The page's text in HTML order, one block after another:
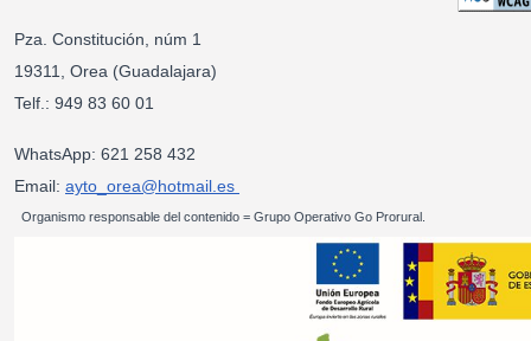
Pza. Constitución, núm 1
19311, Orea (Guadalajara)
Telf.: 949 83 60 01
WhatsApp: 621 258 432
Email: ayto_orea@hotmail.es
Organismo responsable del contenido = Grupo Operativo Go Prorural.